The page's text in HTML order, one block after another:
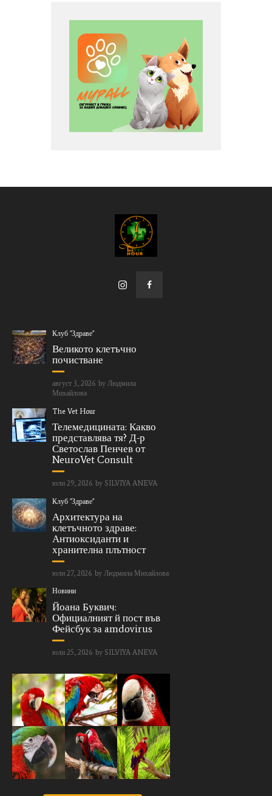
Клуб "Здраве"
Великото клетъчно
почистване
август 3, 2026 by Людмила
Михайлова
The Vet Hour
Телемедицината: Какво
представлява тя? Д-р
Светослав Пенчев от
NeuroVet Consult
юли 29, 2026 by SILVIYA ANEVA
Клуб "Здраве"
Архитектура на
клетъчното здраве:
Антиоксиданти и
хранителна плътност
юли 27, 2026 by Людмила Михайлова
Новини
Йоана Буквич:
Официалният й пост във
Фейсбук за amdovirus
юли 25, 2026 by SILVIYA ANEVA